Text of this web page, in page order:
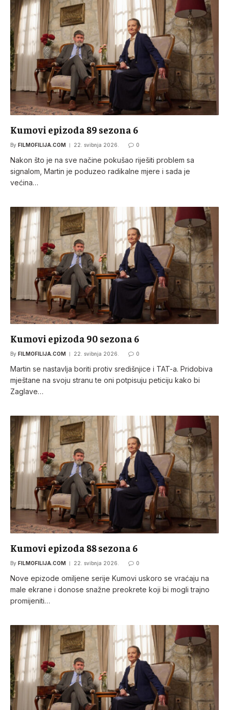
Kumovi epizoda 89 sezona 6
By FILMOFILIJA.COM 22. svibnja 2026. 0
Nakon što je na sve načine pokušao riješiti problem sa
signalom, Martin je poduzeo radikalne mjere i sada je
većina…
Kumovi epizoda 90 sezona 6
By FILMOFILIJA.COM 22. svibnja 2026. 0
Martin se nastavlja boriti protiv središnjice i TAT-a. Pridobiva
mještane na svoju stranu te oni potpisuju peticiju kako bi
Zaglave…
Kumovi epizoda 88 sezona 6
By FILMOFILIJA.COM 22. svibnja 2026. 0
Nove epizode omiljene serije Kumovi uskoro se vraćaju na
male ekrane i donose snažne preokrete koji bi mogli trajno
promijeniti…